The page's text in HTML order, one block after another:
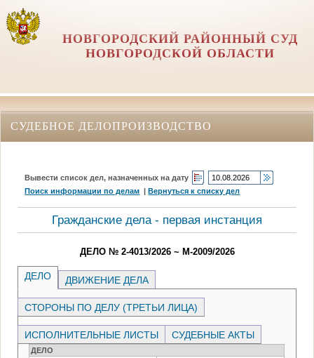
НОВГОРОДСКИЙ РАЙОННЫЙ СУД
НОВГОРОДСКОЙ ОБЛАСТИ
СУДЕБНОЕ ДЕЛОПРОИЗВОДСТВО
Вывести список дел, назначенных на дату
Поиск информации по делам |Вернуться к списку дел
Гражданские дела - первая инстанция
ДЕЛО № 2-4013/2026 ~ М-2009/2026
ДЕЛО ДВИЖЕНИЕ ДЕЛА
СТОРОНЫ ПО ДЕЛУ (ТРЕТЬИ ЛИЦА)
ИСПОЛНИТЕЛЬНЫЕ ЛИСТЫ СУДЕБНЫЕ АКТЫ
ДЕЛО